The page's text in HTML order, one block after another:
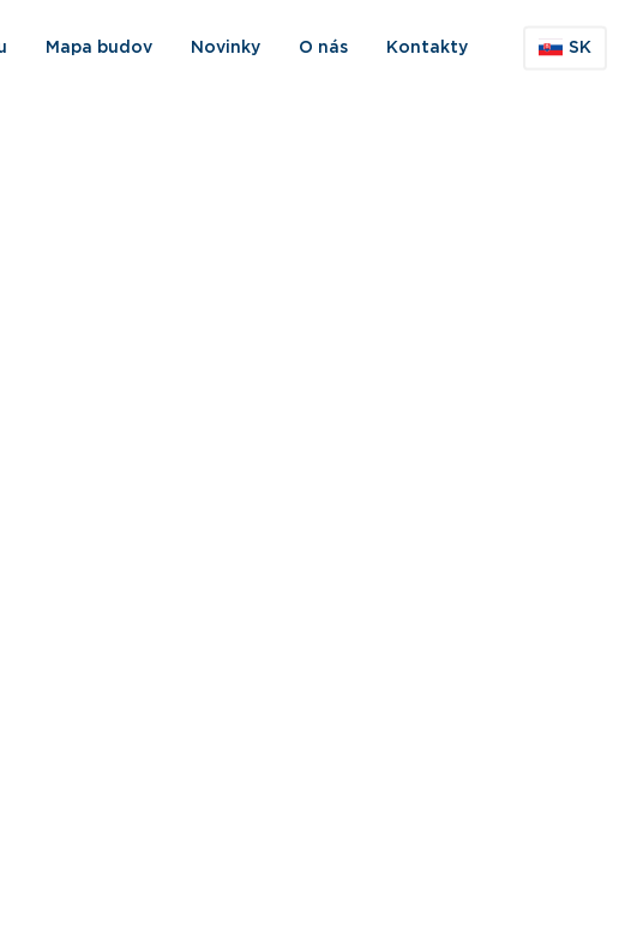
SK
Mapa budov Novinky O nás Kontakty